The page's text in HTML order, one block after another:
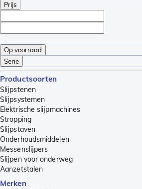
Prijs
Op voorraad
Serie
Productsoorten
Slijpstenen
Slijpsystemen
Elektrische slijpmachines
Stropping
Slijpstaven
Onderhoudsmiddelen
Messenslijpers
Slijpen voor onderweg
Aanzetstalen
Merken